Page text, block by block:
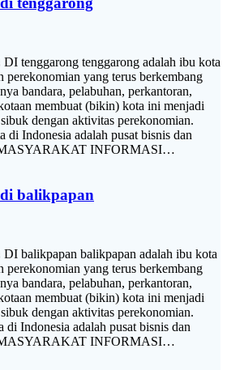
tenggarong tenggarong adalah ibu kota
perekonomian yang terus berkembang
bandara, pelabuhan, perkantoran,
membuat (bikin) kota ini menjadi
dengan aktivitas perekonomian.
di Indonesia adalah pusat bisnis dan
MASYARAKAT INFORMASI…
balikpapan
balikpapan balikpapan adalah ibu kota
perekonomian yang terus berkembang
bandara, pelabuhan, perkantoran,
membuat (bikin) kota ini menjadi
dengan aktivitas perekonomian.
di Indonesia adalah pusat bisnis dan
MASYARAKAT INFORMASI…